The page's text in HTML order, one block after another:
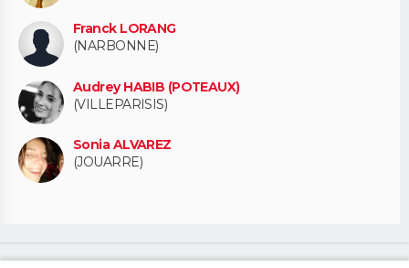
Franck LORANG
(NARBONNE)
Audrey HABIB (POTEAUX)
(VILLEPARISIS)
Sonia ALVAREZ
(JOUARRE)